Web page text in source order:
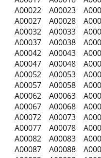
A00022 A00023
A00027 A00028
A00032 A00033
A00037 A00038
A00042 A00043
A00047 A00048
A00052 A00053
A00057 A00058
A00062 A00063
A00067 A00068
A00072 A00073
A00077 A00078
A00082 A00083
A00087 A00088